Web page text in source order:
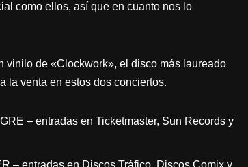
como ellos, así que en cuanto nos lo
vinilo de «Clockwork», el disco más laureado
la venta en estos dos conciertos.
– entradas en Ticketmaster, Sun Records y